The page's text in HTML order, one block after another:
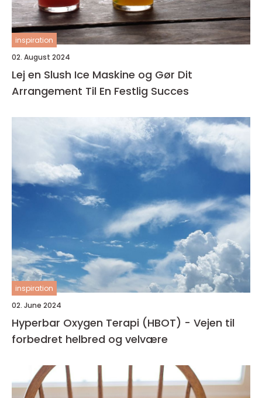
inspiration
02. August 2024
Lej en Slush Ice Maskine og Gør Dit
Arrangement Til En Festlig Succes
inspiration
02. June 2024
Hyperbar Oxygen Terapi (HBOT) - Vejen til
forbedret helbred og velvære